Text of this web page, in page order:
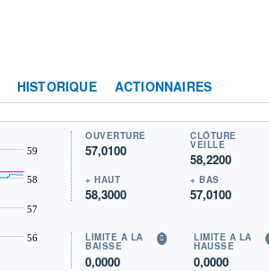
HISTORIQUE ACTIONNAIRES
56
57
58
59
OUVERTURE
57,0100
CLÔTURE
VEILLE
58,2200
+ HAUT
58,3000
+ BAS
57,0100
LIMITE À LA
BAISSE
0,0000
LIMITE À LA
HAUSSE
0,0000